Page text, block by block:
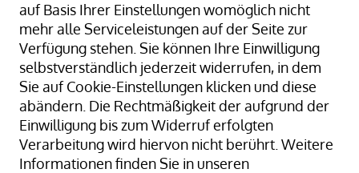
auf Basis Ihrer Einstellungen womöglich nicht
mehr alle Serviceleistungen auf der Seite zur
Verfügung stehen. Sie können Ihre Einwilligung
selbstverständlich jederzeit widerrufen, in dem
Sie auf Cookie-Einstellungen klicken und diese
abändern. Die Rechtmäßigkeit der aufgrund der
Einwilligung bis zum Widerruf erfolgten
Verarbeitung wird hiervon nicht berührt. Weitere
Informationen finden Sie in unseren
Zum
Ende
der
Bildergalerie
springen